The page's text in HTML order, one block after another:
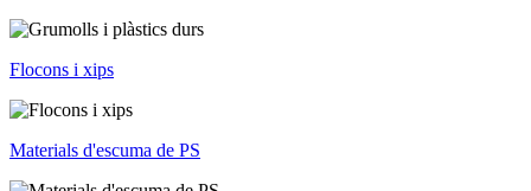
Flocons i xips
Materials d'escuma de PS